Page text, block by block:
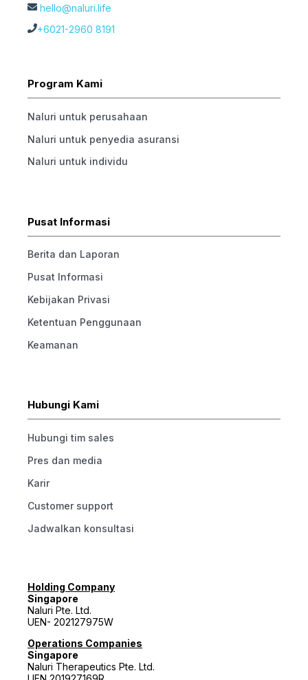
hello@naluri.life
+6021-2960 8191
Program Kami
Naluri untuk perusahaan
Naluri untuk penyedia asuransi
Naluri untuk individu
Pusat Informasi
Berita dan Laporan
Pusat Informasi
Kebijakan Privasi
Ketentuan Penggunaan
Keamanan
Hubungi Kami
Hubungi tim sales
Pres dan media
Karir
Customer support
Jadwalkan konsultasi
Holding Company
Singapore
Naluri Pte. Ltd.
UEN- 202127975W
Operations Companies
Singapore
Naluri Therapeutics Pte. Ltd.